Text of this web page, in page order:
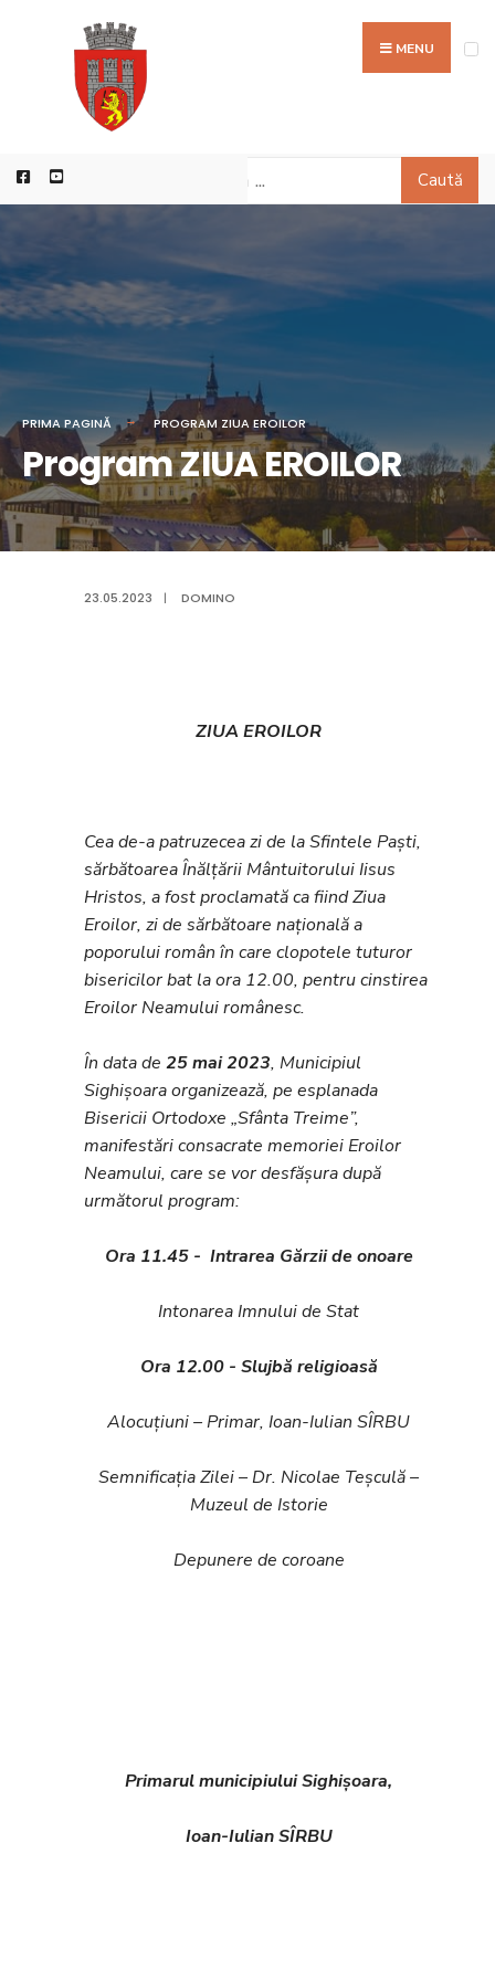
MENU
Caută
PRIMA PAGINĂ PROGRAM ZIUA EROILOR
Program ZIUA EROILOR
23.05.2023 | DOMINO
ZIUA EROILOR
Cea de-a patruzecea zi de la Sfintele Paşti,
sărbătoarea Înălţării Mântuitorului Iisus
Hristos, a fost proclamată ca fiind Ziua
Eroilor, zi de sărbătoare naţională a
poporului român în care clopotele tuturor
bisericilor bat la ora 12.00, pentru cinstirea
Eroilor Neamului românesc.
În data de 25 mai 2023, Municipiul
Sighişoara organizează, pe esplanada
Bisericii Ortodoxe „Sfânta Treime”,
manifestări consacrate memoriei Eroilor
Neamului, care se vor desfășura după
următorul program:
Ora 11.45 - Intrarea Gărzii de onoare
Intonarea Imnului de Stat
Ora 12.00 - Slujbă religioasă
Alocuţiuni – Primar, Ioan-Iulian SÎRBU
Semnificația Zilei – Dr. Nicolae Teșculă –
Muzeul de Istorie
Depunere de coroane
Primarul municipiului Sighișoara,
Ioan-Iulian SÎRBU